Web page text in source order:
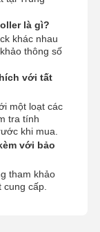
là gì?
khác nhau
thông số
với tất
một loạt các
tra tính
khi mua.
với bảo
tham khảo
cấp.